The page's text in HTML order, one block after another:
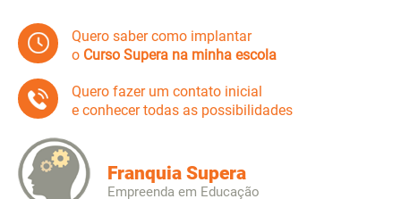
Quero saber como implantar
o Curso Supera na minha escola
Quero fazer um contato inicial
e conhecer todas as possibilidades
Franquia Supera
Empreenda em Educação